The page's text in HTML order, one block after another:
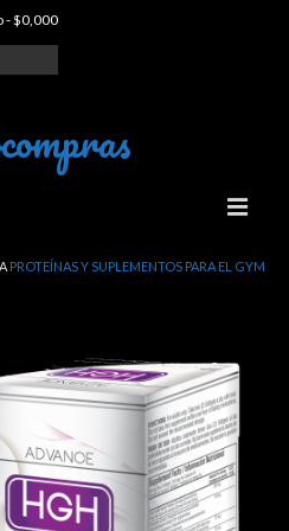
-$0,000
para Gimnasio
PROTEÍNAS Y SUPLEMENTOS PARA EL GYM